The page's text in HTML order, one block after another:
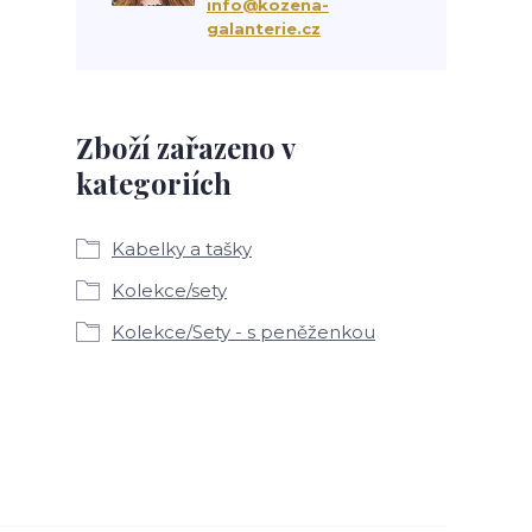
Zboží zařazeno v
kategoriích
Kabelky a tašky
Kolekce/sety
Kolekce/Sety - s peněženkou
info@kozena-
galanterie.cz